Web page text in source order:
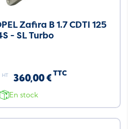
Zafira B 1.7 CDTI 125
- SL Turbo
HT 360,00 € TTC
En stock